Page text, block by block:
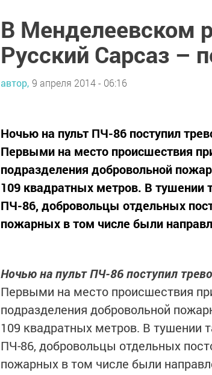
В Менделеевском
Русский Сарсаз –
автор, 9 апреля 2014 - 06:16
Ночью на пульт ПЧ-86 поступил
Первыми на место происшествия
подразделения добровольной
109 квадратных метров. В тушении
ПЧ-86, добровольцы отдельных
пожарных в том числе были
Ночью на пульт ПЧ-86 поступил
Первыми на место происшествия
подразделения добровольной
109 квадратных метров. В тушении
ПЧ-86, добровольцы отдельных
пожарных в том числе были